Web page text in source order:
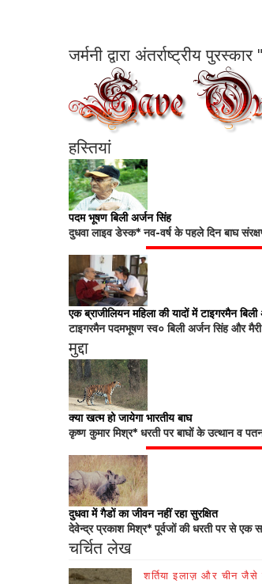
जर्मनी द्वारा अंतर्राष्ट्रीय
हस्तियां
पदम भूषण बिली अर्जन सिंह
दुधवा लाइव डेस्क* नव-वर्ष के पहले दिन बाघ
एक ब्राजीलियन महिला की यादों में टाइगरमैन
टाइगरमैन पदमभूषण स्व० बिली अर्जन सिंह और
मुद्दा
क्या खत्म हो जायेगा भारतीय बाघ
कृष्ण कुमार मिश्र* धरती पर बाघों के उत्थान व
दुधवा में गैडों का जीवन नहीं रहा सुरक्षित
देवेन्द्र प्रकाश मिश्र* पूर्वजों की धरती पर से एक
चर्चित लेख
शर्तिया इलाज़ और चीन